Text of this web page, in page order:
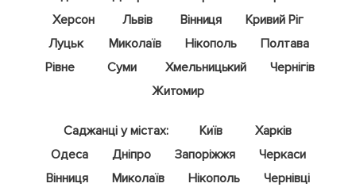
Херсон
Львів Вінниця
Кривий Ріг
Луцьк
Миколаїв Нікополь
Полтава
Рівне
Суми Хмельницький
Чернігів
Житомир
Саджанці у містах: Київ
Харків
Одеса
Дніпро Запоріжжя
Черкаси
Вінниця
Миколаїв Нікополь
Чернівці